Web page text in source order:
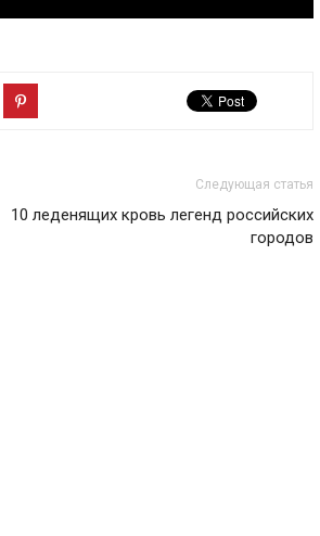
Следующая статья
10 леденящих кровь легенд российских
городов